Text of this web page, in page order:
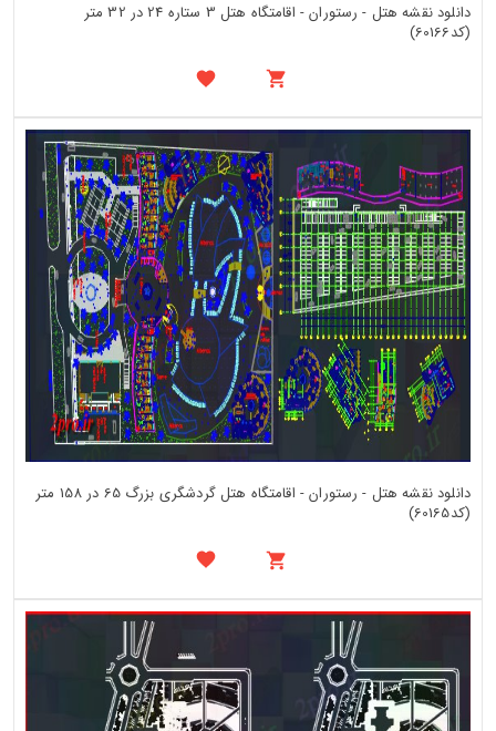
دانلود نقشه هتل - رستوران - اقامتگاه هتل 3 ستاره 24 در 32 متر
(کد60166)
دانلود نقشه هتل - رستوران - اقامتگاه هتل گردشگری بزرگ 65 در 158 متر
(کد60165)